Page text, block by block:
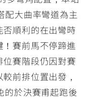
配大曲率彎道為主
順利的在出彎時
賽前馬不停蹄進
賽階段仍因對賽
前排位置出發，
的於決賽甫起跑後